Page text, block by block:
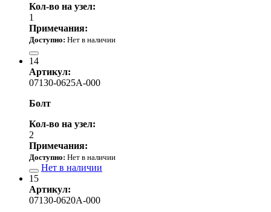
Кол-во на узел:
1
Примечания:
Доступно: Нет в наличии
14
Артикул:
07130-0625A-000
Болт
Кол-во на узел:
2
Примечания:
Доступно: Нет в наличии
Нет в наличии
15
Артикул:
07130-0620A-000